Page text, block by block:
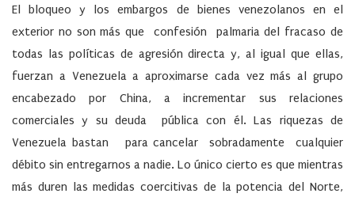
El bloqueo y los embargos de bienes venezolanos en el
exterior no son más que confesión palmaria del fracaso de
todas las políticas de agresión directa y, al igual que ellas,
fuerzan a Venezuela a aproximarse cada vez más al grupo
encabezado por China, a incrementar sus relaciones
comerciales y su deuda pública con él. Las riquezas de
Venezuela bastan para cancelar sobradamente cualquier
débito sin entregarnos a nadie. Lo único cierto es que mientras
más duren las medidas coercitivas de la potencia del Norte,